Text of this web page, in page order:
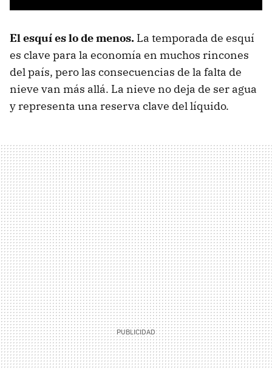
El esquí es lo de menos. La temporada de esquí
es clave para la economía en muchos rincones
del país, pero las consecuencias de la falta de
nieve van más allá. La nieve no deja de ser agua
y representa una reserva clave del líquido.